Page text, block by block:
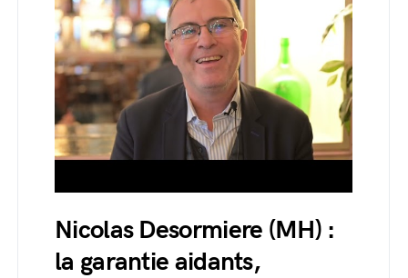
Nicolas Desormiere (MH) :
la garantie aidants,